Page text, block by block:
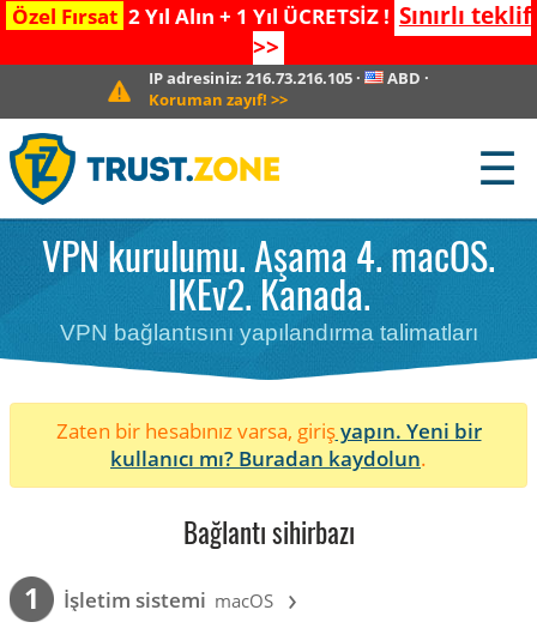
Özel Fırsat 2 Yıl Alın + 1 Yıl ÜCRETSİZ ! Sınırlı teklif
>>
IP adresiniz:216.73.216.105 · ABD ·
Koruman zayıf! >>
☰
VPN kurulumu. Aşama 4. macOS.
IKEv2. Kanada.
VPN bağlantısını yapılandırma talimatları
Zaten bir hesabınız varsa, girişyapın. Yeni bir
kullanıcı mı? Buradan kaydolun.
Bağlantı sihirbazı
1 İşletim sistemi macOS ›